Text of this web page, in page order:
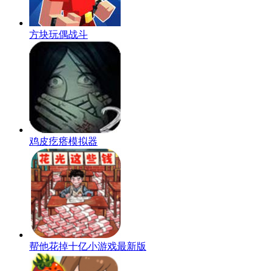
方块玩偶战斗
鸡皮疙瘩模拟器
帮他花掉十亿小游戏最新版